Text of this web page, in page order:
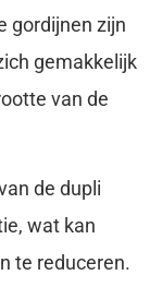
gordijnen zijn
gemakkelijk
van de
de dupli
wat kan
te reduceren.